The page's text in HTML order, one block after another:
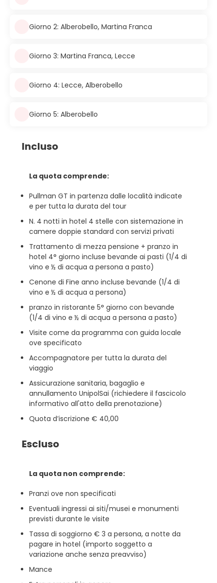
Giorno 2: Alberobello, Martina Franca
Giorno 3: Martina Franca, Lecce
Giorno 4: Lecce, Alberobello
Giorno 5: Alberobello
Incluso
La quota comprende:
Pullman GT in partenza dalle località indicate
e per tutta la durata del tour
N. 4 notti in hotel 4 stelle con sistemazione in
camere doppie standard con servizi privati
Trattamento di mezza pensione + pranzo in
hotel 4° giorno incluse bevande ai pasti (1/4 di
vino e ½ di acqua a persona a pasto)
Cenone di Fine anno incluse bevande (1/4 di
vino e ½ di acqua a persona)
pranzo in ristorante 5° giorno con bevande
(1/4 di vino e ½ di acqua a persona a pasto)
Visite come da programma con guida locale
ove specificato
Accompagnatore per tutta la durata del
viaggio
Assicurazione sanitaria, bagaglio e
annullamento UnipolSai (richiedere il fascicolo
informativo all'atto della prenotazione)
Quota d’iscrizione € 40,00
Escluso
La quota non comprende:
Pranzi ove non specificati
Eventuali ingressi ai siti/musei e monumenti
previsti durante le visite
Tassa di soggiorno € 3 a persona, a notte da
pagare in hotel (importo soggetto a
variazione anche senza preavviso)
Mance